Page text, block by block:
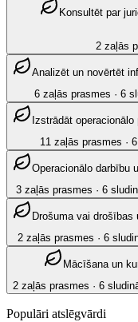
Konsultēt par
2 zaļās
Analizēt un novērtēt
6 zaļās prasmes · 6
Izstrādāt
11 zaļās prasmes · 6
Operacionālo darbību
3 zaļās prasmes · 6
Drošuma vai drošības
2 zaļās prasmes · 6
Mācīšana un
2 zaļās prasmes · 6
Populāri atslēgvārdi